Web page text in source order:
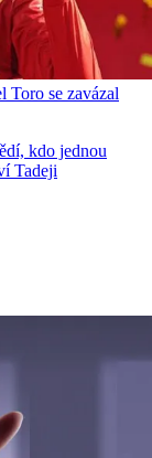
Toro se zavázal
kdo jednou
Tadeji